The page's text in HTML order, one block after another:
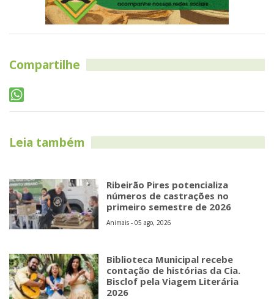
Compartilhe
Leia também
Ribeirão Pires potencializa
números de castrações no
primeiro semestre de 2026
Animais - 05 ago, 2026
Biblioteca Municipal recebe
contação de histórias da Cia.
Bisclof pela Viagem Literária
2026